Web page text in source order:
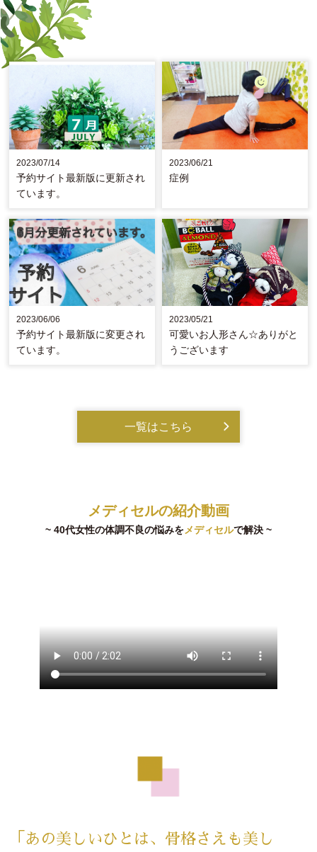
2023/07/14
予約サイト最新版に更新され
ています。
2023/06/21
症例
2023/06/06
予約サイト最新版に変更され
ています。
2023/05/21
可愛いお人形さん☆ありがと
うございます
一覧はこちら
メディセルの紹介動画
~ 40代女性の体調不良の悩みをメディセルで解決 ~
「あの美しいひとは、骨格さえも美し